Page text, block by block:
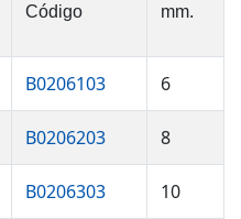
Código mm.
B0206103 6
B0206203 8
B0206303 10